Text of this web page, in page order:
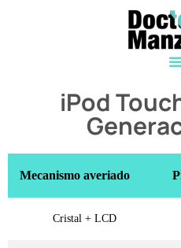
iPod
Mecanismo averiado
Cristal + LCD